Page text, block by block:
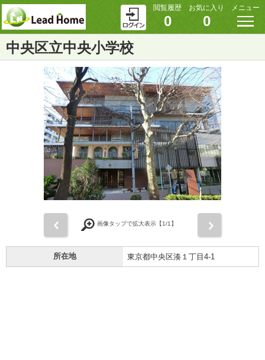
閲覧履歴
0
お気に入り
0
メニュー
中央区立中央小学校
画像タップで拡大表示【1/1】
所在地 東京都中央区湊１丁目4-1